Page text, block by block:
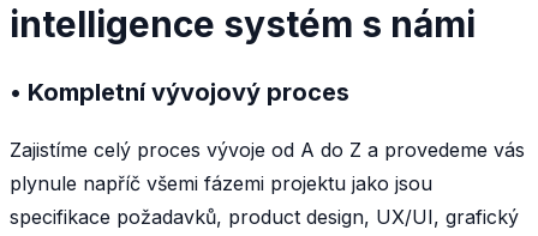
intelligence systém s námi
• Kompletní vývojový proces
Zajistíme celý proces vývoje od A do Z a provedeme vás
plynule napříč všemi fázemi projektu jako jsou
specifikace požadavků, product design, UX/UI, grafický